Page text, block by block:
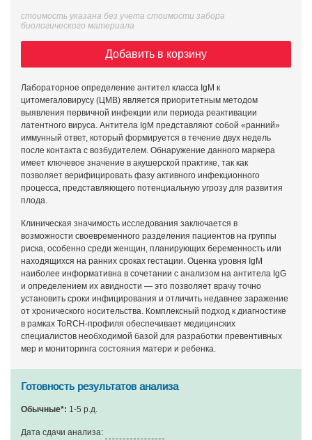
стоимость указана без учета стоимости забора
биологического материала
Добавить в корзину
Лабораторное определение антител класса IgM к
цитомегаловирусу (ЦМВ) является приоритетным методом
выявления первичной инфекции или периода реактивации
латентного вируса. Антитела IgM представляют собой «ранний»
иммунный ответ, который формируется в течение двух недель
после контакта с возбудителем. Обнаружение данного маркера
имеет ключевое значение в акушерской практике, так как
позволяет верифицировать фазу активного инфекционного
процесса, представляющего потенциальную угрозу для развития
плода.
Клиническая значимость исследования заключается в
возможности своевременного разделения пациентов на группы
риска, особенно среди женщин, планирующих беременность или
находящихся на ранних сроках гестации. Оценка уровня IgM
наиболее информативна в сочетании с анализом на антитела IgG
и определением их авидности — это позволяет врачу точно
установить сроки инфицирования и отличить недавнее заражение
от хронического носительства. Комплексный подход к диагностике
в рамках ToRCH-профиля обеспечивает медицинских
специалистов необходимой базой для разработки превентивных
мер и мониторинга состояния матери и ребенка.
Готовность результатов анализа
Обычные*: 1-5 р.д.
Дата сдачи анализа: